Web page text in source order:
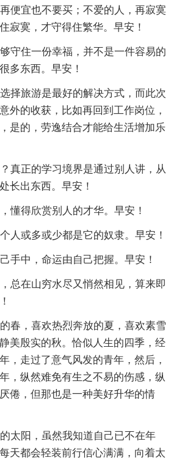
便宜也不要买；不爱的人，再寂寞
寂寞，才守得住繁华。早安！
守住一份幸福，并不是一件容易的
多东西。早安！
择旅游是最好的解决方式，而此次
外的收获，比如再回到工作岗位，
是的，劳逸结合才能给生活增加乐
真正的学习境界是通过别人讲，从
长出东西。早安！
懂得欣赏别人的才华。早安！
人或多或少都是它的奴隶。早安！
手中，命运由自己把握。早安！
总在山穷水尽又悄然相见，算来即
春，喜欢热烈奔放的夏，喜欢素雪
美殷实的秋。恰似人生的四季，经
，走过了意气风发的青年，然后，
，纵然难免有生之不易的伤感，纵
倦，但那也是一种美好升华的情
太阳，虽然我知道自己已不在年
天都会轻装前行信心满满，向着太